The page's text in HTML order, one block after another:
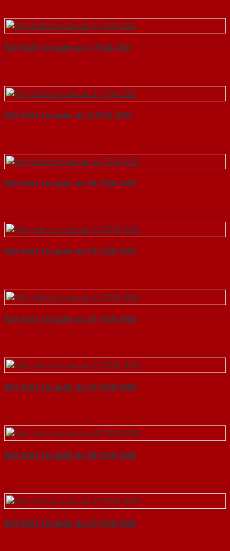
Nội thất tủ quần áo 1-TQA-SGD
Nội thất tủ quần áo 3-TQA-SGD
Nội thất tủ quần áo 16-TQA-SGD
Nội thất tủ quần áo 13-TQA-SGD
Nội thất tủ quần áo 22-TQA-SGD
Nội thất tủ quần áo 27-TQA-SGD
Nội thất tủ quần áo 38-TQA-SGD
Nội thất tủ quần áo 37-TQA-SGD